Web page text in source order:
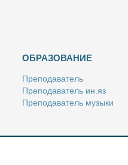
ОБРАЗОВАНИЕ
Пре­по­да­ва­тель
Пре­по­да­ва­тель ин.яз
Пре­по­да­ва­тель му­зы­ки